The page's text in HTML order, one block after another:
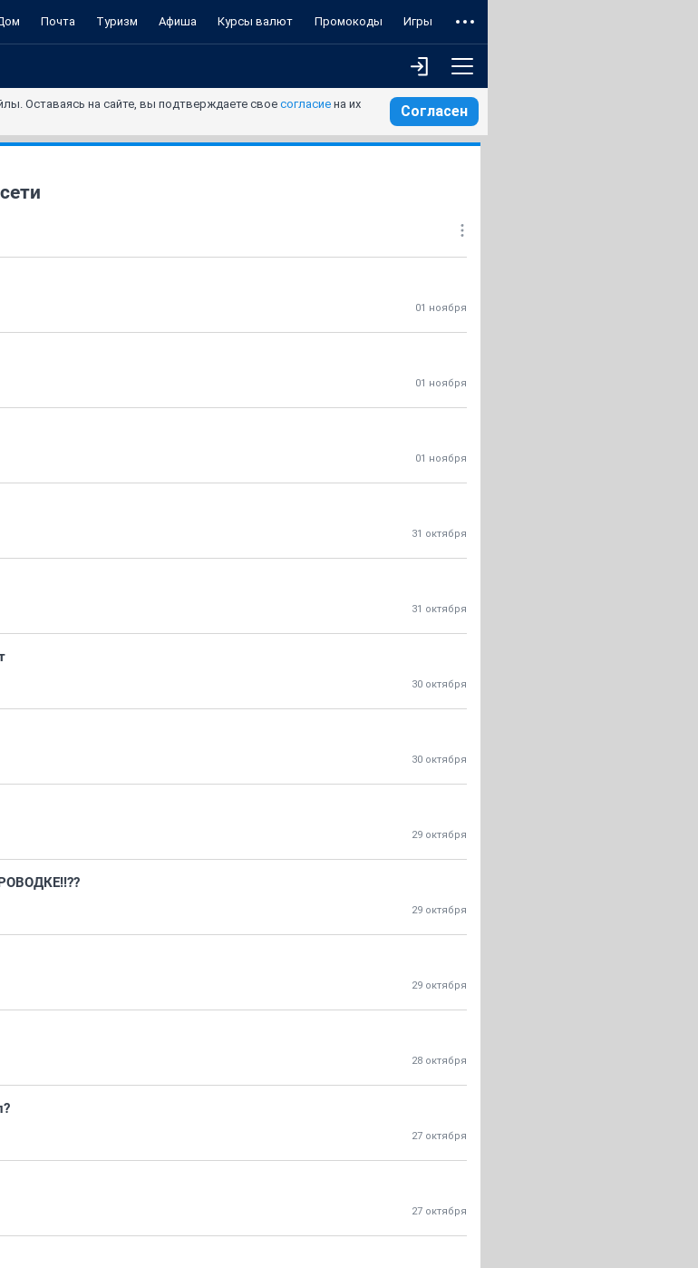
Почта Туризм Афиша Курсы валют Промокоды Игры
Оставаясь на сайте, вы подтверждаете свое согласие на их
Согласен
01 ноября
01 ноября
01 ноября
31 октября
31 октября
30 октября
30 октября
29 октября
29 октября
29 октября
28 октября
27 октября
27 октября